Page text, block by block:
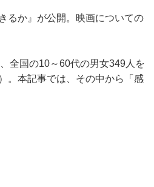
るか』が公開。映画についての
全国の10～60代の男女349人を
。本記事では、その中から「感